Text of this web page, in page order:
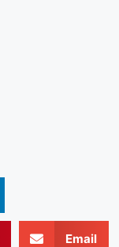
Email